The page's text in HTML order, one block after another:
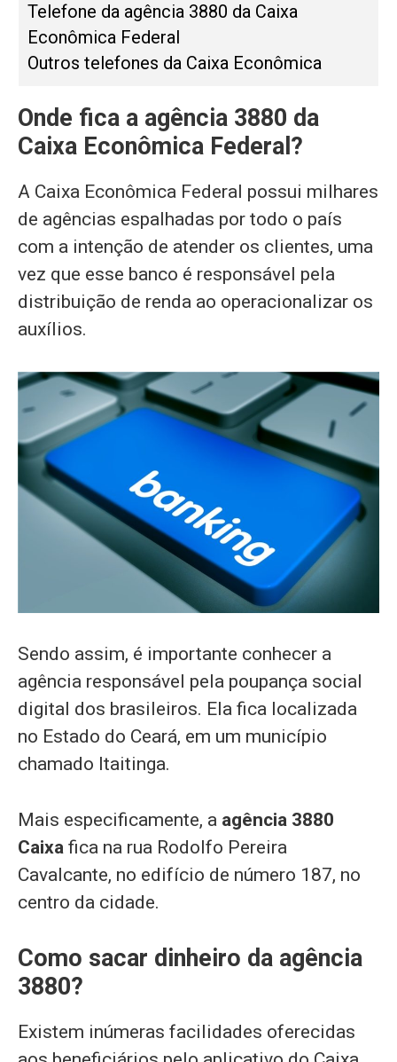
Telefone da agência 3880 da Caixa
Econômica Federal
Outros telefones da Caixa Econômica
Onde fica a agência 3880 da
Caixa Econômica Federal?
A Caixa Econômica Federal possui milhares
de agências espalhadas por todo o país
com a intenção de atender os clientes, uma
vez que esse banco é responsável pela
distribuição de renda ao operacionalizar os
auxílios.
Sendo assim, é importante conhecer a
agência responsável pela poupança social
digital dos brasileiros. Ela fica localizada
no Estado do Ceará, em um município
chamado Itaitinga.
Mais especificamente, a agência 3880
Caixa fica na rua Rodolfo Pereira
Cavalcante, no edifício de número 187, no
centro da cidade.
Como sacar dinheiro da agência
3880?
Existem inúmeras facilidades oferecidas